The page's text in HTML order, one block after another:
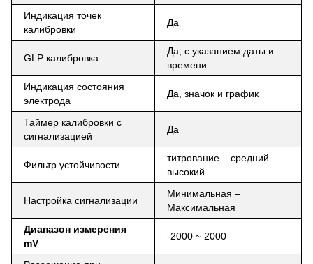
Индикация точек
калибровки
Да
GLP калибровка
Да, с указанием даты и
времени
Индикация состояния
электрода
Да, значок и график
Таймер калибровки с
сигнализацией
Да
Фильтр устойчивости
титрование – средний –
высокий
Настройка сигнализации
Минимальная –
Максимальная
Диапазон измерения
mV
-2000 ~ 2000